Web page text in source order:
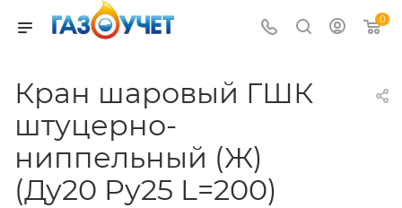
0
Кран шаровый ГШК
штуцерно-
ниппельный (Ж)
(Ду20 Pу25 L=200)